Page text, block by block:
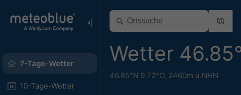
7-Tage-Wetter
10-Tage-Wetter
Wetter
46.85°N 9.72°O, 2460m ü.NHN